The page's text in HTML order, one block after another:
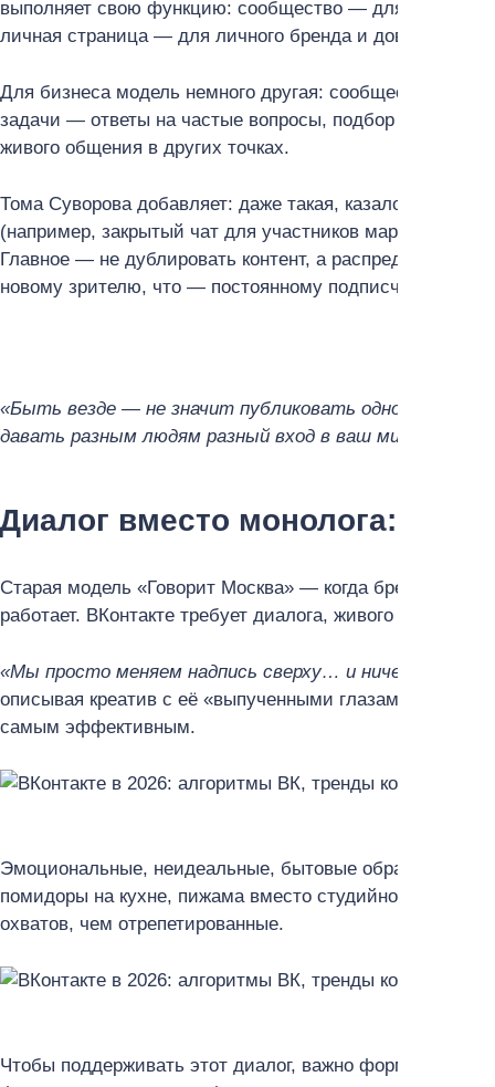
выполняет свою функцию: сообщество — для событий
личная страница — для личного бренда и доверия.
Для бизнеса модель немного другая: сообщество,
задачи — ответы на частые вопросы, подбор товаров,
живого общения в других точках.
Тома Суворова добавляет: даже такая, казалось бы,
(например, закрытый чат для участников марафона),
Главное — не дублировать контент, а распределять
новому зрителю, что — постоянному подписчику, что —
«Быть везде — не значит публиковать одно и то же
давать разным людям разный вход в ваш мир»
Диалог вместо монолога:
Старая модель «Говорит Москва» — когда бренд
работает. ВКонтакте требует диалога, живого
«Мы просто меняем надпись сверху… и ничего так
описывая креатив с её «выпученными глазами у стены
самым эффективным.
Эмоциональные, неидеальные, бытовые образы — вот
помидоры на кухне, пижама вместо студийного света
охватов, чем отрепетированные.
Чтобы поддерживать этот диалог, важно формировать